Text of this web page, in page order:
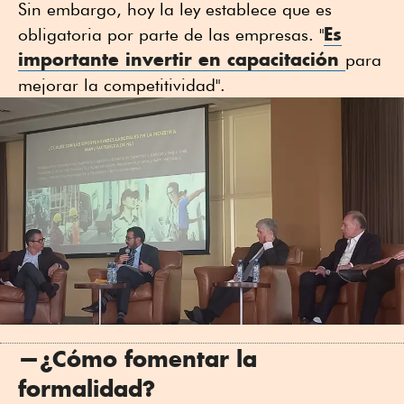
Sin embargo, hoy la ley establece que es
obligatoria por parte de las empresas. "Es
importante invertir en capacitación para
mejorar la competitividad".
—¿Cómo fomentar la
formalidad?